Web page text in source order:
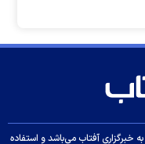
آفتاب می‌باشد و استفاده